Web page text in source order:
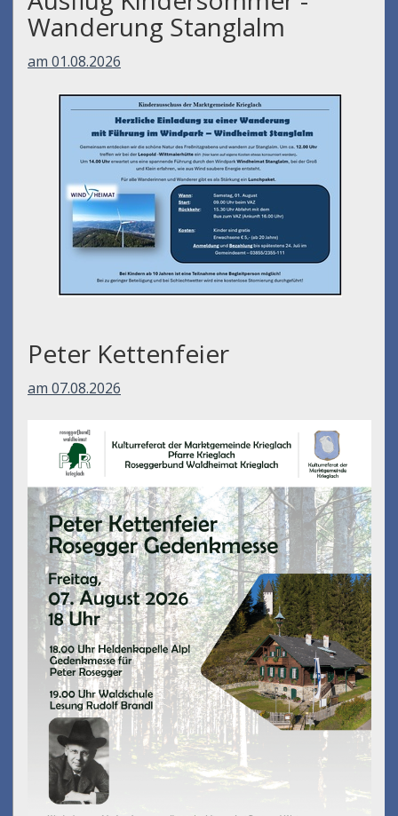
Ausflug Kindersommer -
Wanderung Stanglalm
am 01.08.2026
Peter Kettenfeier
am 07.08.2026